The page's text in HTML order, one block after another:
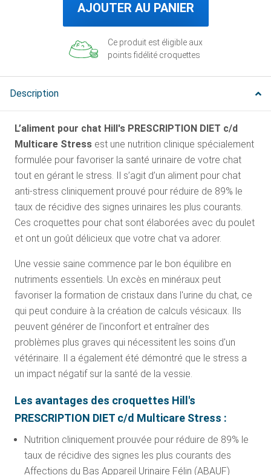
AJOUTER AU PANIER
Ce produit est éligible aux
points fidélité croquettes
Description
L’aliment pour chat Hill's PRESCRIPTION DIET c/d
Multicare Stress est une nutrition clinique spécialement
formulée pour favoriser la santé urinaire de votre chat
tout en gérant le stress. Il s’agit d’un aliment pour chat
anti-stress cliniquement prouvé pour réduire de 89% le
taux de récidive des signes urinaires les plus courants.
Ces croquettes pour chat sont élaborées avec du poulet
et ont un goût délicieux que votre chat va adorer.
Une vessie saine commence par le bon équilibre en
nutriments essentiels. Un excès en minéraux peut
favoriser la formation de cristaux dans l'urine du chat, ce
qui peut conduire à la création de calculs vésicaux. Ils
peuvent générer de l'inconfort et entraîner des
problèmes plus graves qui nécessitent les soins d'un
vétérinaire. Il a également été démontré que le stress a
un impact négatif sur la santé de la vessie.
Les avantages des croquettes Hill's
PRESCRIPTION DIET c/d Multicare Stress :
Nutrition cliniquement prouvée pour réduire de 89% le
taux de récidive des signes les plus courants des
Affections du Bas Appareil Urinaire Félin (ABAUF)